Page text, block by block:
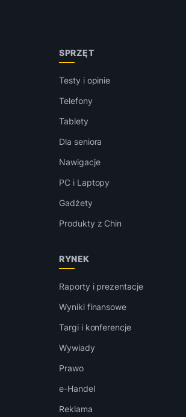
SPRZĘT
Testy i opinie
Telefony
Tablety
Dla seniora
Nawigacje
PC i Laptopy
Gadżety
Produkty z Chin
RYNEK
Raporty i prezentacje
Wyniki finansowe
Targi i konferencje
Wywiady
Prawo
e-Handel
Reklama